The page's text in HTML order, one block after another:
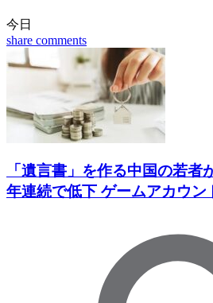
今日
share comments
「遺言書」を作る中国の若者
年連続で低下 ゲームアカウン